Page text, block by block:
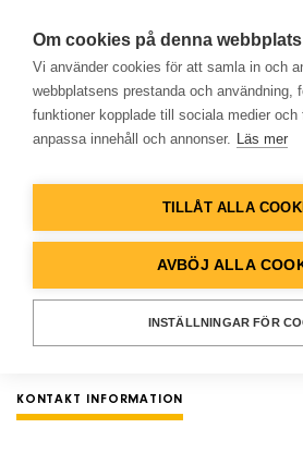
Hem
Lösningar
Begär en offert
Begär en offert. Vi skickar
KONTAKT INFORMATION
Om cookies på denna webbplats
Vi använder cookies för att samla in och
webbplatsens prestanda och användning,
funktioner kopplade till sociala medier
anpassa innehåll och annonser. Läs mer
TILLÅT ALLA
AVBÖJ ALLA
INSTÄLLNINGAR FÖR